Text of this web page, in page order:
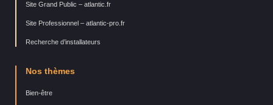
Site Grand Public – atlantic.fr
Site Professionnel – atlantic-pro.fr
Recherche d’installateurs
Nos thèmes
Bien-être